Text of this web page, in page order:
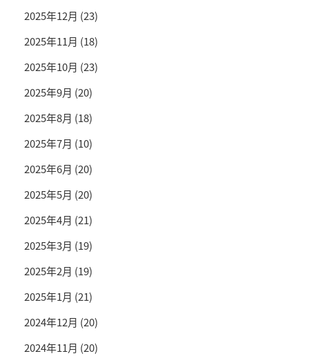
2025年12月 (23)
2025年11月 (18)
2025年10月 (23)
2025年9月 (20)
2025年8月 (18)
2025年7月 (10)
2025年6月 (20)
2025年5月 (20)
2025年4月 (21)
2025年3月 (19)
2025年2月 (19)
2025年1月 (21)
2024年12月 (20)
2024年11月 (20)